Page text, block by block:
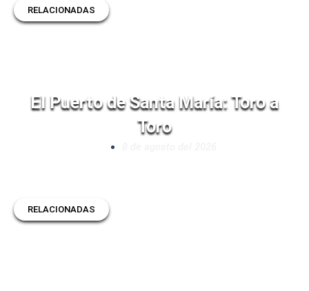
RELACIONADAS
El Puerto de Santa María: Toro a
Toro
RELACIONADAS